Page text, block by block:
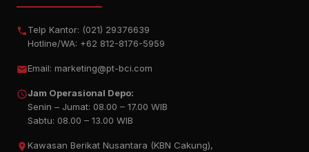
Telp Kantor: (021) 29376639
Hotline/WA: +62 812-8176-5959
Email: marketing@pt-bci.com
Jam Operasional Depo:
Senin – Jumat: 08.00 – 17.00 WIB
Sabtu: 08.00 – 13.00 WIB
Kawasan Berikat Nusantara (KBN Cakung),